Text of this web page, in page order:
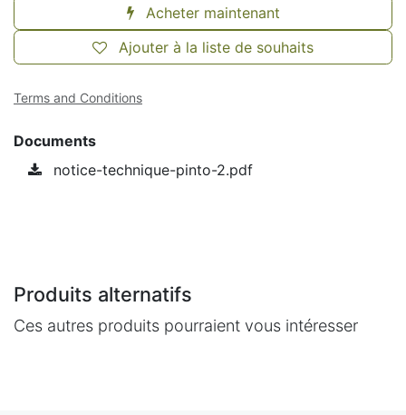
Acheter maintenant
Ajouter à la liste de souhaits
Terms and Conditions
Documents
notice-technique-pinto-2.pdf
Produits alternatifs
Ces autres produits pourraient vous intéresser